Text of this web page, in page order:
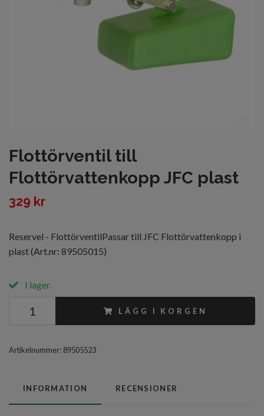
Flottörventil till
Flottörvattenkopp JFC plast
329 kr
Reservel - FlottörventilPassar till JFC Flottörvattenkopp i
plast (Art.nr: 89505015)
I lager.
LÄGG I KORGEN
Artikelnummer: 89505523
INFORMATION RECENSIONER